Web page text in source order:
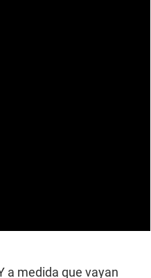
a medida que vayan